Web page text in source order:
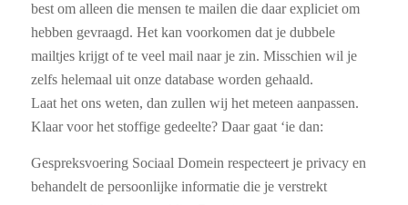
best om alleen die mensen te mailen die daar expliciet om
hebben gevraagd. Het kan voorkomen dat je dubbele
mailtjes krijgt of te veel mail naar je zin. Misschien wil je
zelfs helemaal uit onze database worden gehaald.
Laat het ons weten, dan zullen wij het meteen aanpassen.
Klaar voor het stoffige gedeelte? Daar gaat ‘ie dan:
Gespreksvoering Sociaal Domein respecteert je privacy en
behandelt de persoonlijke informatie die je verstrekt